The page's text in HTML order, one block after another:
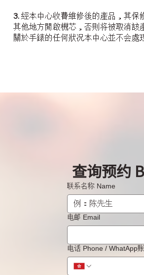
3. 經本中心收費維修後的產品，其保
其他地方開啟機芯，否則将被取消該
關於手錶的任何狀况本中心並不会處
查询预约
联系名称 Name
电邮 Email
电话 Phone / WhatApp